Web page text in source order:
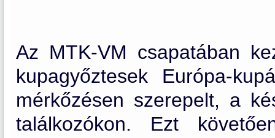
Az MTK-VM csapatában
kupagyőztesek Európa-
mérkőzésen szerepelt, a
találkozókon. Ezt